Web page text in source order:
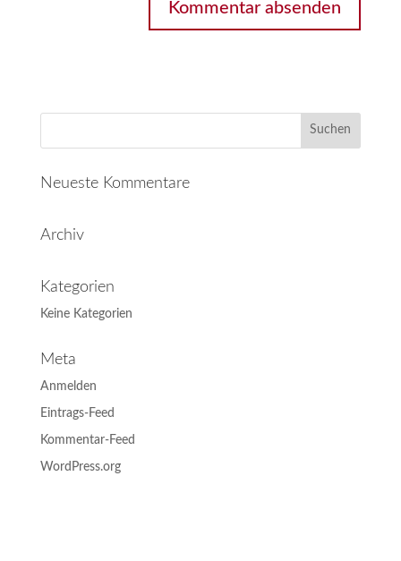
Neueste Kommentare
Archiv
Kategorien
Keine Kategorien
Meta
Anmelden
Eintrags-Feed
Kommentar-Feed
WordPress.org